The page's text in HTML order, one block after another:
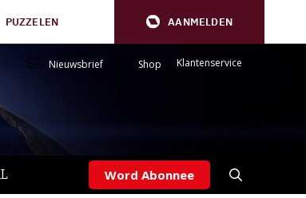
PUZZELEN AANMELDEN
Nieuwsbrief Shop Klantenservice
Word Abonnee